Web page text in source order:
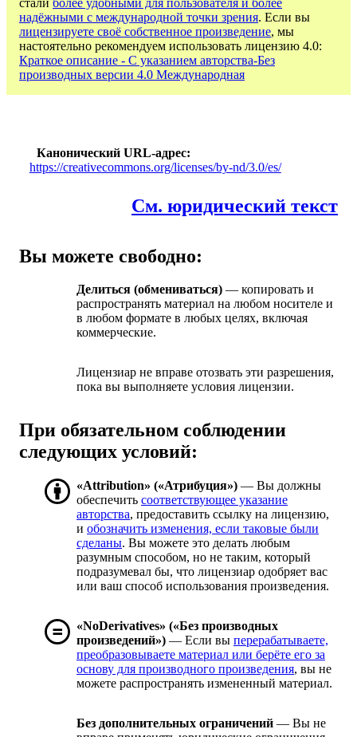
надёжными с международной точки зрения. Если вы
лицензируете своё собственное произведение, мы
настоятельно рекомендуем использовать лицензию 4.0:
Краткое описание - С указанием авторства-Без
производных версии 4.0 Международная
Канонический URL-адрес
https://creativecommons.org/licenses/by-nd/3.0/es/
См. юридический текст
Вы можете свободно:
Делиться (обмениваться) — копировать и
распространять материал на любом носителе и
в любом формате в любых целях, включая
коммерческие.
Лицензиар не вправе отозвать эти разрешения,
пока вы выполняете условия лицензии.
При обязательном соблюдении
следующих условий:
«Attribution» («Атрибуция») — Вы должны
обеспечить соответствующее указание
авторства, предоставить ссылку на лицензию,
и обозначить изменения, если таковые были
сделаны. Вы можете это делать любым
разумным способом, но не таким, который
подразумевал бы, что лицензиар одобряет вас
или ваш способ использования произведения.
«NoDerivatives» («Без производных
произведений») — Если вы перерабатываете,
преобразовываете материал или берёте его за
основу для производного произведения, вы не
можете распространять измененный материал.
Без дополнительных ограничений — Вы не